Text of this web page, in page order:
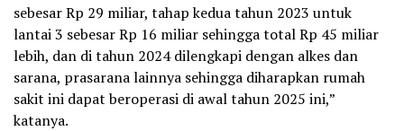
sebesar Rp 29 miliar, tahap kedua tahun 2023 untuk
lantai 3 sebesar Rp 16 miliar sehingga total Rp 45 miliar
lebih, dan di tahun 2024 dilengkapi dengan alkes dan
sarana, prasarana lainnya sehingga diharapkan rumah
sakit ini dapat beroperasi di awal tahun 2025 ini,”
katanya.